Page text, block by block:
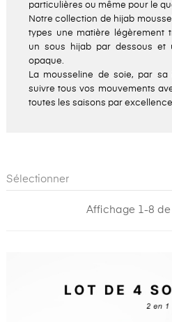
particulières ou même pour le
Notre collection de hijab
types une matière légèrement
un sous hijab par dessous et
opaque.
La mousseline de soie, par
suivre tous vos mouvements
toutes les saisons par
Sélectionner
Affichage 1-8